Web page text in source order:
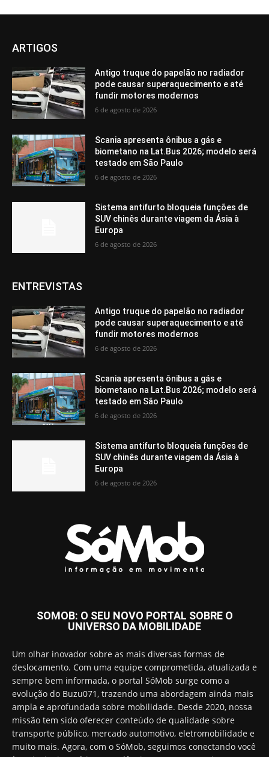
ARTIGOS
Antigo truque do papelão no radiador
pode causar superaquecimento e até
fundir motores modernos
6 de agosto de 2026
Scania apresenta ônibus a gás e
biometano na Lat.Bus 2026; modelo será
testado em São Paulo
6 de agosto de 2026
Sistema antifurto bloqueia funções de
SUV chinês durante viagem da Ásia à
Europa
6 de agosto de 2026
ENTREVISTAS
Antigo truque do papelão no radiador
pode causar superaquecimento e até
fundir motores modernos
6 de agosto de 2026
Scania apresenta ônibus a gás e
biometano na Lat.Bus 2026; modelo será
testado em São Paulo
6 de agosto de 2026
Sistema antifurto bloqueia funções de
SUV chinês durante viagem da Ásia à
Europa
6 de agosto de 2026
SOMOB: O SEU NOVO PORTAL SOBRE O
UNIVERSO DA MOBILIDADE
Um olhar inovador sobre as mais diversas formas de
deslocamento. Com uma equipe comprometida, atualizada e
sempre bem informada, o portal SóMob surge como a
evolução do Buzu071, trazendo uma abordagem ainda mais
ampla e aprofundada sobre mobilidade. Desde 2020, nossa
missão tem sido oferecer conteúdo de qualidade sobre
transporte público, mercado automotivo, eletromobilidade e
muito mais. Agora, com o SóMob, seguimos conectando você